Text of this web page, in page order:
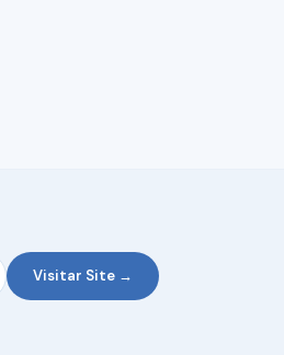
Visitar Site →